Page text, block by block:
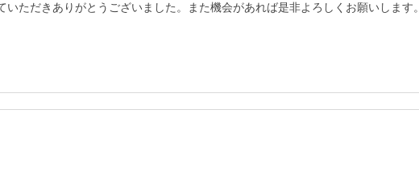
いただきありがとうございました。また機会があれば是非よろしくお願いします。